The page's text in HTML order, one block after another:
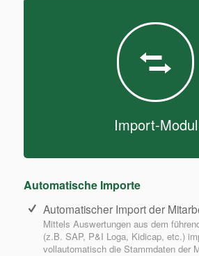
Import-Modul
Automatische Importe
Automatischer Import der
Mittels Auswertungen aus dem
(z.B. SAP, P&I Loga, Kidicap, etc.)
vollautomatisch die Stammdaten der